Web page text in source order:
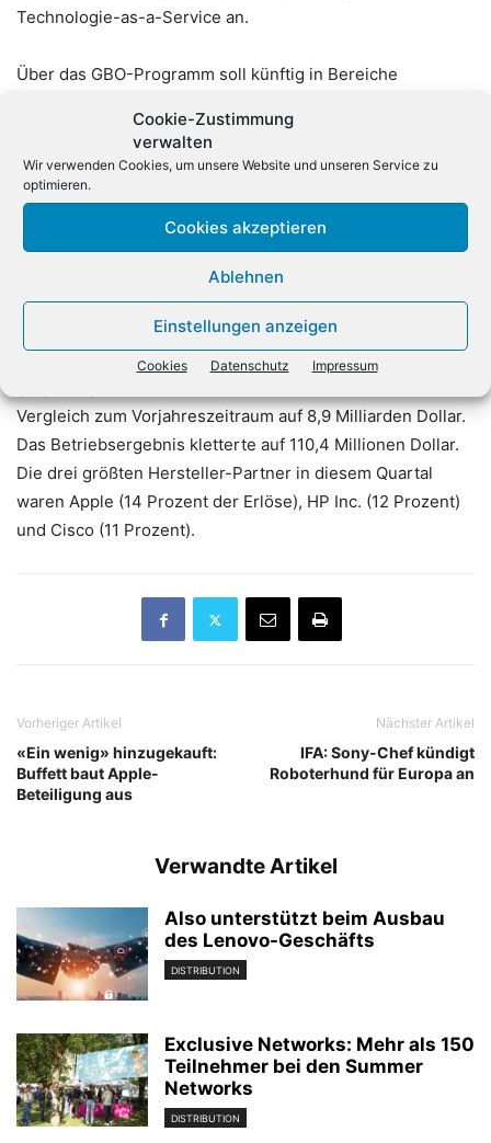
Cookie-Zustimmung
verwalten
Wir verwenden Cookies, um unsere Website und unseren Service zu
optimieren.
Cookies akzeptieren
Ablehnen
Einstellungen anzeigen
Cookies Datenschutz Impressum
Technologie-as-a-Service an.
Über das GBO-Programm soll künftig in Bereiche
versprechen, führt Hume aus. Ein Augenmerk will Hume
dabei auf das europäische Endpoint-Geschäft richten.
Europa trägt 51 Prozent zu den weltweiten Erlösen bei,
hier soll das Broadline-Modell neu positioniert werden, um
erfolgreich in die Zukunft zu starten. Der Wettbewerb
habe in dieser Region an Intensität zugenommen, ist CEO
Hume überzeugt.
Im zweiten Quartal des Fiskaljahres, das Ende Juli zu Ende
Vergleich zum Vorjahreszeitraum auf 8,9 Milliarden Dollar.
Das Betriebsergebnis kletterte auf 110,4 Millionen Dollar.
Die drei größten Hersteller-Partner in diesem Quartal
waren Apple (14 Prozent der Erlöse), HP Inc. (12 Prozent)
und Cisco (11 Prozent).
Vorheriger Artikel
«Ein wenig» hinzugekauft:
Buffett baut Apple-
Beteiligung aus
Nächster Artikel
IFA: Sony-Chef kündigt
Roboterhund für Europa an
Verwandte Artikel
Also unterstützt beim Ausbau
des Lenovo-Geschäfts
DISTRIBUTION
Exclusive Networks: Mehr als 150
Teilnehmer bei den Summer
Networks
DISTRIBUTION